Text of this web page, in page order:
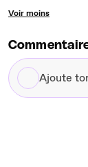
Voir moins
Ajoute
ton